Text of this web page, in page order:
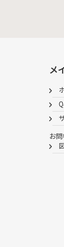
メ
お